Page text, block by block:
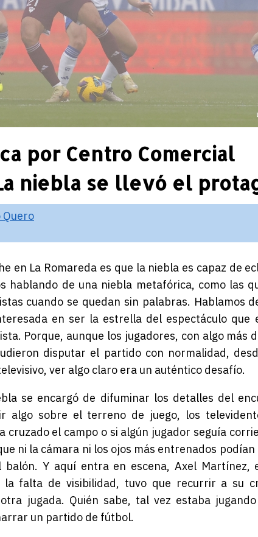
por Centro Comercial
niebla se llevó el
Quero
en La Romareda es que la niebla es capaz de
hablando de una niebla metafórica, como las
cuando se quedan sin palabras. Hablamos
en ser la estrella del espectáculo que
Porque, aunque los jugadores, con algo más
disputar el partido con normalidad,
ver algo claro era un auténtico desafío.
se encargó de difuminar los detalles del
algo sobre el terreno de juego, los
cruzado el campo o si algún jugador seguía
ni la cámara ni los ojos más entrenados
balón. Y aquí entra en escena, Axel Martínez,
la falta de visibilidad, tuvo que recurrir a su
jugada. Quién sabe, tal vez estaba
un partido de fútbol.